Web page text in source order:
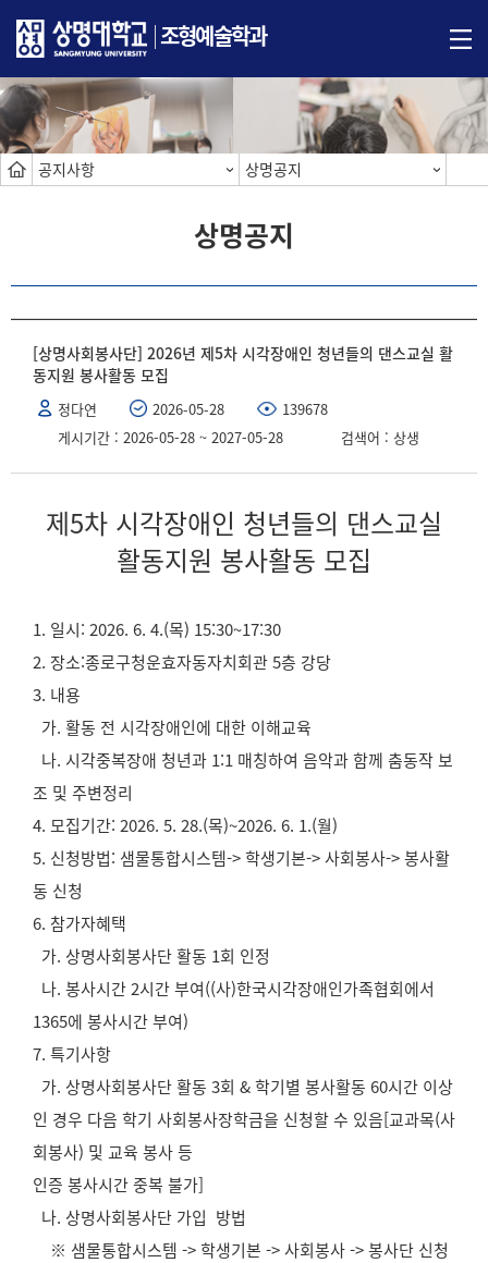
조형예술학과
공지사항 상명공지
상명공지
[상명사회봉사단] 2026년 제5차 시각장애인 청년들의 댄스교실 활
동지원 봉사활동 모집
정다연 2026-05-28
139678
게시기간 : 2026-05-28 ~ 2027-05-28
검색어 : 상생
제5차 시각장애인 청년들의 댄스교실
활동지원 봉사활동 모집
1. 일시: 2026. 6. 4.(목) 15:30~17:30
2. 장소:종로구청운효자동자치회관 5층 강당
3. 내용
가. 활동 전 시각장애인에 대한 이해교육
나. 시각중복장애 청년과 1:1 매칭하여 음악과 함께 춤동작 보
조 및 주변정리
4. 모집기간: 2026. 5. 28.(목)~2026. 6. 1.(월)
5. 신청방법: 샘물통합시스템-> 학생기본-> 사회봉사-> 봉사활
동 신청
6. 참가자혜택
가. 상명사회봉사단 활동 1회 인정
나. 봉사시간 2시간 부여((사)한국시각장애인가족협회에서
1365에 봉사시간 부여)
7. 특기사항
가. 상명사회봉사단 활동 3회 & 학기별 봉사활동 60시간 이상
인 경우 다음 학기 사회봉사장학금을 신청할 수 있음[교과목(사
회봉사) 및 교육 봉사 등
인증 봉사시간 중복 불가]
나. 상명사회봉사단 가입 방법
※ 샘물통합시스템 -> 학생기본 -> 사회봉사 -> 봉사단 신청